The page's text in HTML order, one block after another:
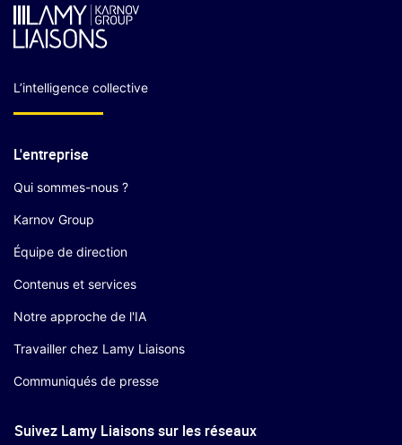
L’intelligence collective
L'entreprise
Qui sommes-nous ?
Karnov Group
Équipe de direction
Contenus et services
Notre approche de l'IA
Travailler chez Lamy Liaisons
Communiqués de presse
Suivez Lamy Liaisons sur les réseaux